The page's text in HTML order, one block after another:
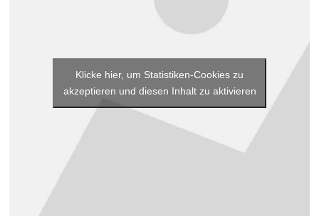
Klicke hier, um Statistiken-Cookies zu
akzeptieren und diesen Inhalt zu aktivieren